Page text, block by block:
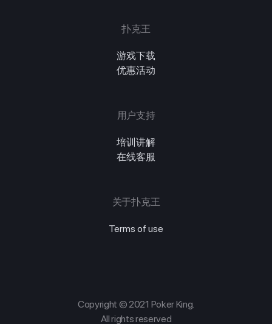
扑克王
游戏下载
优惠活动
用户支持
培训讲解
在线客服
关于扑克王
Terms of use
Copyright © 2021 Poker King.
All rights reserved